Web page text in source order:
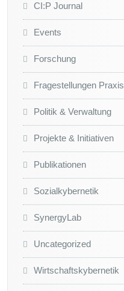
CI:P Journal
Events
Forschung
Fragestellungen Praxis
Politik & Verwaltung
Projekte & Initiativen
Publikationen
Sozialkybernetik
SynergyLab
Uncategorized
Wirtschaftskybernetik